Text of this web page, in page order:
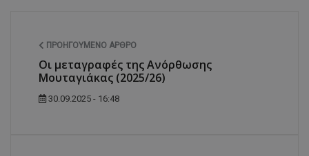
ΠΡΟΗΓΟΎΜΕΝΟ ΆΡΘΡΟ
Οι μεταγραφές της Ανόρθωσης
Μουταγιάκας (2025/26)
30.09.2025 - 16:48